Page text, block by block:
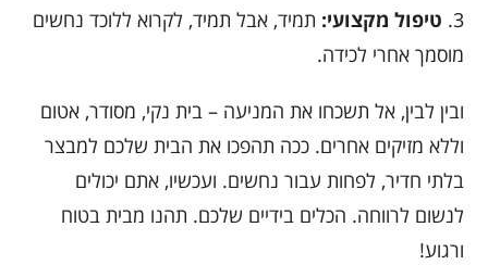
3. טיפול מקצועי: תמיד, אבל תמיד, לקרוא ללוכד נחשים
מוסמך אחרי לכידה.
ובין לבין, אל תשכחו את המניעה – בית נקי, מסודר, אטום
וללא מזיקים אחרים. ככה תהפכו את הבית שלכם למבצר
בלתי חדיר, לפחות עבור נחשים. ועכשיו, אתם יכולים
לנשום לרווחה. הכלים בידיים שלכם. תהנו מבית בטוח
ורגוע!